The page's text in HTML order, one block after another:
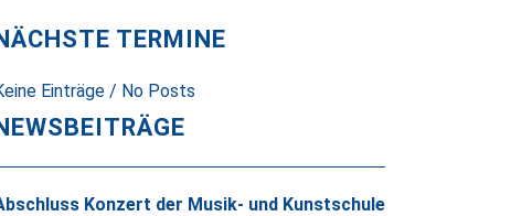
TERMINE
Einträge / No Posts
Konzert der Musik- und Kunstschule